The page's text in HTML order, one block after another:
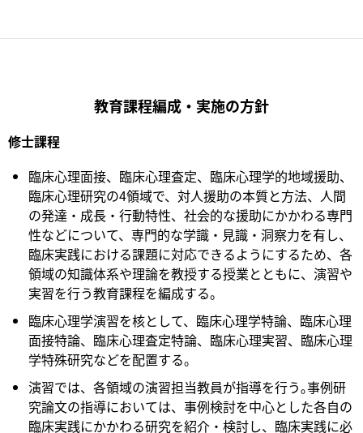
教育課程編成・実施の方針
修士課程
臨床心理面接、臨床心理査定、臨床心理学的地域援助、
臨床心理研究の4領域で、対人援助の本質と方法、人間
の発達・成長・行動特性、社会的な援助にかかわる専門
性などについて、専門的な学識・見識・洞察力を有し、
臨床実践における課題に対応できるようにするため、各
領域の知識体系や理論を教授する授業とともに、演習や
実習を行う教育課程を編成する。
臨床心理学演習を核として、臨床心理学特論、臨床心理
面接特論、臨床心理査定特論、臨床心理実習、臨床心理
学特殊研究などを配置する。
演習では、各領域の演習担当教員が指導を行う｡事例研
究論文の指導においては、事例検討を中心とした各自の
臨床実践にかかわる研究を紹介・検討し、臨床実践に必